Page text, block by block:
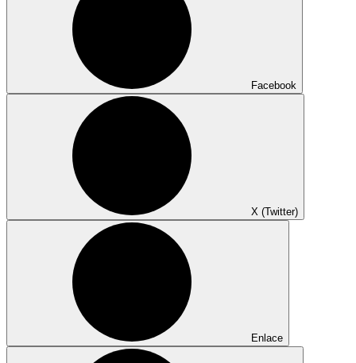
Facebook
X (Twitter)
Enlace